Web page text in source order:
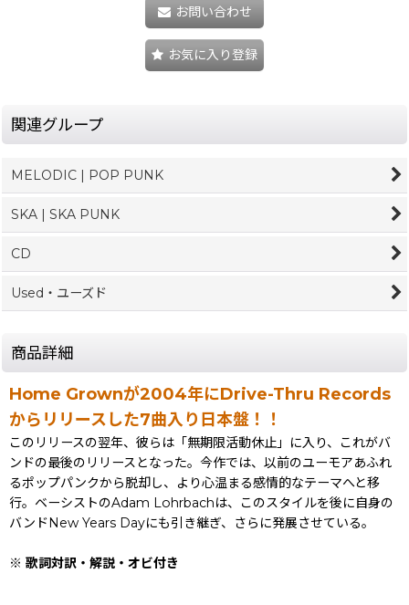
お問い合わせ
お気に入り登録
関連グループ
MELODIC | POP PUNK
SKA | SKA PUNK
CD
Used・ユーズド
商品詳細
Home Grownが2004年にDrive-Thru Records
からリリースした7曲入り日本盤！！
このリリースの翌年、彼らは「無期限活動休止」に入り、これがバ
ンドの最後のリリースとなった。今作では、以前のユーモアあふれ
るポップパンクから脱却し、より心温まる感情的なテーマへと移
行。ベーシストのAdam Lohrbachは、このスタイルを後に自身の
バンドNew Years Dayにも引き継ぎ、さらに発展させている。
※ 歌詞対訳・解説・オビ付き